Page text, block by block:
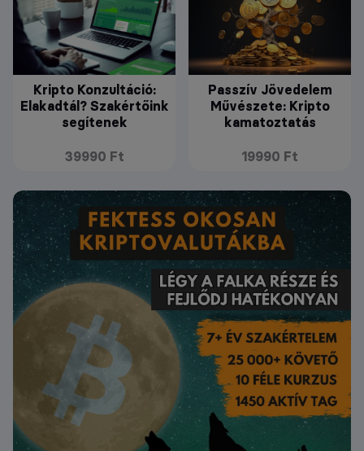
Kripto Konzultáció:
Elakadtál? Szakértőink
segítenek
39990 Ft
Passzív Jövedelem
Művészete: Kripto
kamatoztatás
19990 Ft